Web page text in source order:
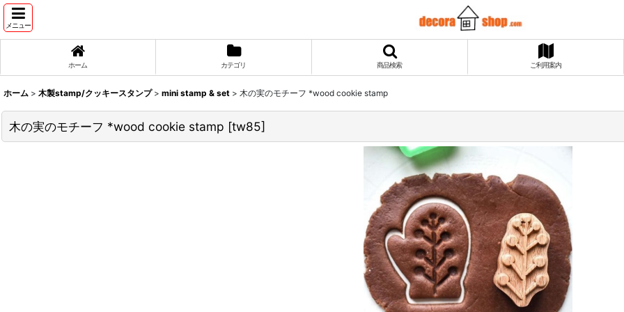
メニュー
ホーム カテゴリ 商品検索 ご利用案内
ホーム > 木製stamp/クッキースタンプ > mini stamp & set > 木の実のモチーフ *wood cookie stamp
木の実のモチーフ *wood cookie stamp [tw85]